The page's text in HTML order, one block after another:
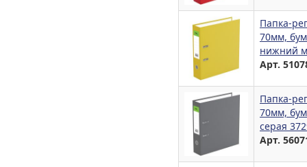
Папка-
70мм,
нижний
Арт.
Папка-
70мм,
серая
Арт.